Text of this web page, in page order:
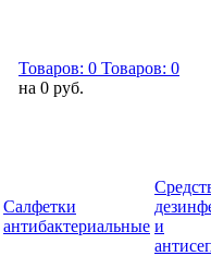
Товаров: 0 Товаров: 0
на 0 руб.
Салфетки
антибактериальные и